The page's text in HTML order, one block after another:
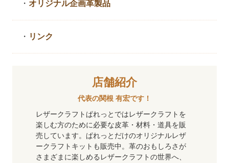
・ オリジナル企画革製品
・ リンク
店舗紹介
代表の関根 有宏です！
レザークラフトぱれっとではレザークラフトを
楽しむ方のために必要な皮革・材料・道具を販
売しています。ぱれっとだけのオリジナルレザ
ークラフトキットも販売中。革のおもしろさが
さまざまに楽しめるレザークラフトの世界へ、